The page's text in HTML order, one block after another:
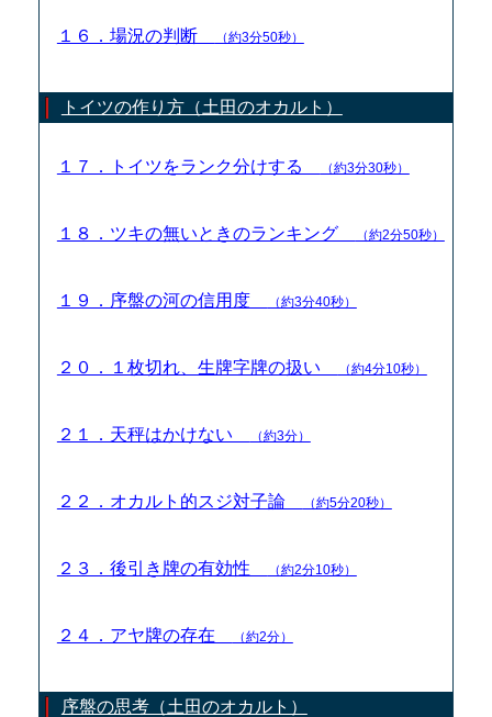
１６．場況の判断 （約3分50秒）
トイツの作り方（土田のオカルト）
１７．トイツをランク分けする （約3分30秒）
１８．ツキの無いときのランキング （約2分50秒）
１９．序盤の河の信用度 （約3分40秒）
２０．１枚切れ、生牌字牌の扱い （約4分10秒）
２１．天秤はかけない （約3分）
２２．オカルト的スジ対子論 （約5分20秒）
２３．後引き牌の有効性 （約2分10秒）
２４．アヤ牌の存在 （約2分）
序盤の思考（土田のオカルト）